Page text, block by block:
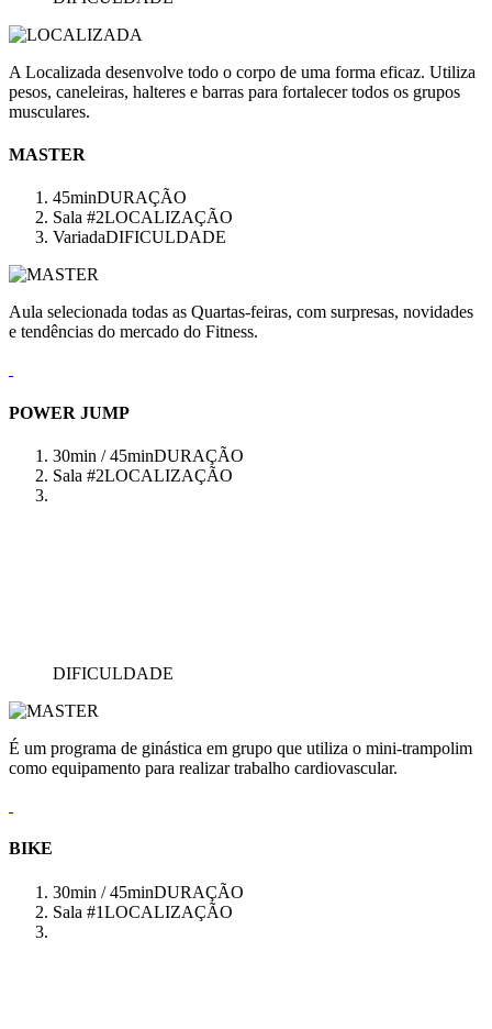
A Localizada desenvolve todo o corpo de uma forma eficaz. Utiliza
pesos, caneleiras, halteres e barras para fortalecer todos os grupos
musculares.
MASTER
45minDURAÇÃO
Sala #2LOCALIZAÇÃO
VariadaDIFICULDADE
Aula selecionada todas as Quartas-feiras, com surpresas, novidades
e tendências do mercado do Fitness.
POWER JUMP
30min / 45minDURAÇÃO
Sala #2LOCALIZAÇÃO
DIFICULDADE
É um programa de ginástica em grupo que utiliza o mini-trampolim
como equipamento para realizar trabalho cardiovascular.
BIKE
30min / 45minDURAÇÃO
Sala #1LOCALIZAÇÃO